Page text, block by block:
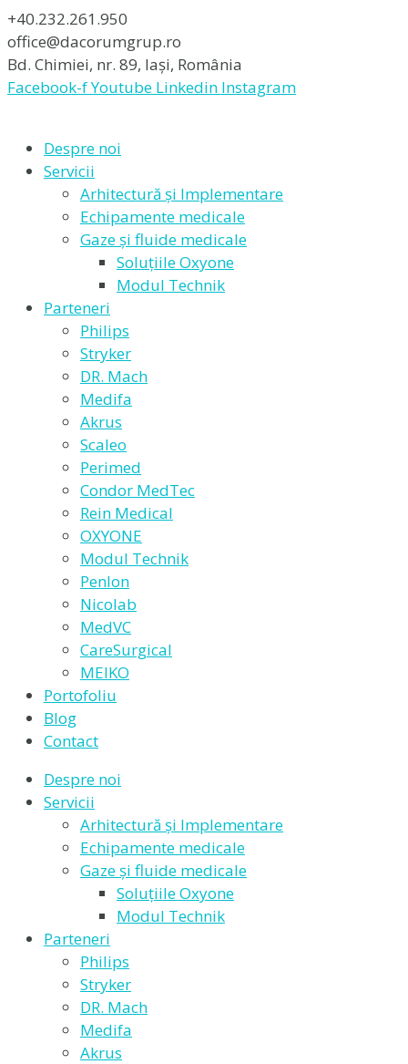
+40.232.261.950
office@dacorumgrup.ro
Bd. Chimiei, nr. 89, Iași, România
Facebook-fYoutube Linkedin Instagram
Despre noi
Servicii
Arhitectură și Implementare
Echipamente medicale
Gaze și fluide medicale
Soluțiile Oxyone
Modul Technik
Parteneri
Philips
Stryker
DR. Mach
Medifa
Akrus
Scaleo
Perimed
Condor MedTec
Rein Medical
OXYONE
Modul Technik
Penlon
Nicolab
MedVC
CareSurgical
MEIKO
Portofoliu
Blog
Contact
Despre noi
Servicii
Arhitectură și Implementare
Echipamente medicale
Gaze și fluide medicale
Soluțiile Oxyone
Modul Technik
Parteneri
Philips
Stryker
DR. Mach
Medifa
Akrus